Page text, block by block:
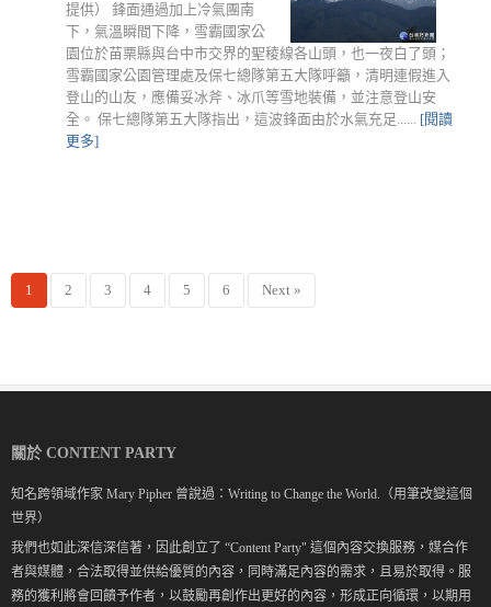
提供） 鋒面通過加上冷氣團南
下，氣溫瞬間下降，雪霸國家公
園位於苗栗縣與台中市交界的聖稜線各山頭，也一夜白了頭；
雪霸國家公園管理處及保七總隊第五大隊呼籲，清明連假進入
登山的山友，應備妥冰斧、冰爪等雪地裝備，並注意登山安
全。 保七總隊第五大隊指出，這波鋒面由於水氣充足...... [閱讀
更多]
1 2 3 4 5 6 Next »
關於 CONTENT PARTY
知名跨領域作家 Mary Pipher 曾說過：Writing to Change the World.（用筆改變這個
世界）
我們也如此深信深信著，因此創立了 “Content Party" 這個內容交換服務，媒合作
者與媒體，合法取得並供給優質的內容，同時滿足內容的需求，且易於取得。服
務的獲利將會回饋予作者，以鼓勵再創作出更好的內容，形成正向循環，以期用